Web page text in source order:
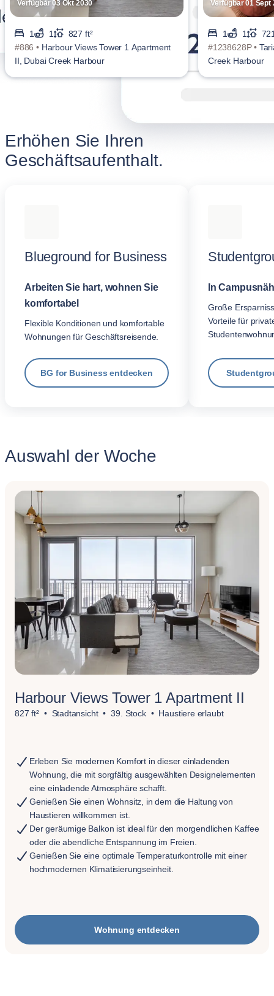
Verfügbar 03 Okt 2030
1 1
827 ft²
#886 • Harbour Views Tower 1 Apartment
II, Dubai Creek Harbour
Verfügbar 01 Sept
1 1
#1238628P •
Creek Harbour
Erhöhen Sie Ihren
Geschäftsaufenthalt.
Blueground for Business
Arbeiten Sie hart, wohnen Sie
komfortabel
Flexible Konditionen und komfortable
Wohnungen für Geschäftsreisende.
BG for Business entdecken
In
Große
Vorteile für
Auswahl der Woche
Harbour Views Tower 1 Apartment II
827 ft² Stadtansicht 39. Stock Haustiere erlaubt
Erleben Sie modernen Komfort in dieser einladenden
Wohnung, die mit sorgfältig ausgewählten Designelementen
eine einladende Atmosphäre schafft.
Genießen Sie einen Wohnsitz, in dem die Haltung von
Haustieren willkommen ist.
Der geräumige Balkon ist ideal für den morgendlichen Kaffee
oder die abendliche Entspannung im Freien.
Genießen Sie eine optimale Temperaturkontrolle mit einer
hochmodernen Klimatisierungseinheit.
Wohnung entdecken